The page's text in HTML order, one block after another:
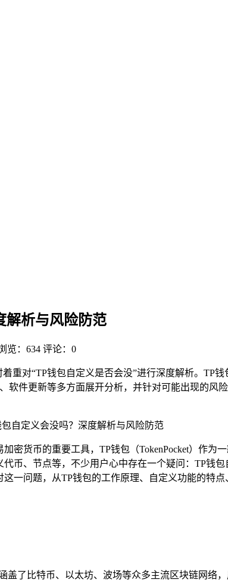
解析与风险防范
览：634 评论：0
重对“TP钱包自定义是否会没”进行深度解析。TP钱
软件更新等多方面展开分析，并针对可能出现的风
自定义会没吗？深度解析与风险防范
密货币的重要工具，TP钱包（TokenPocket）作
币、节点等，不少用户心中存在一个疑问：TP钱
一问题，从TP钱包的工作原理、自定义功能的特
盖了比特币、以太坊、波场等众多主流区块链网络